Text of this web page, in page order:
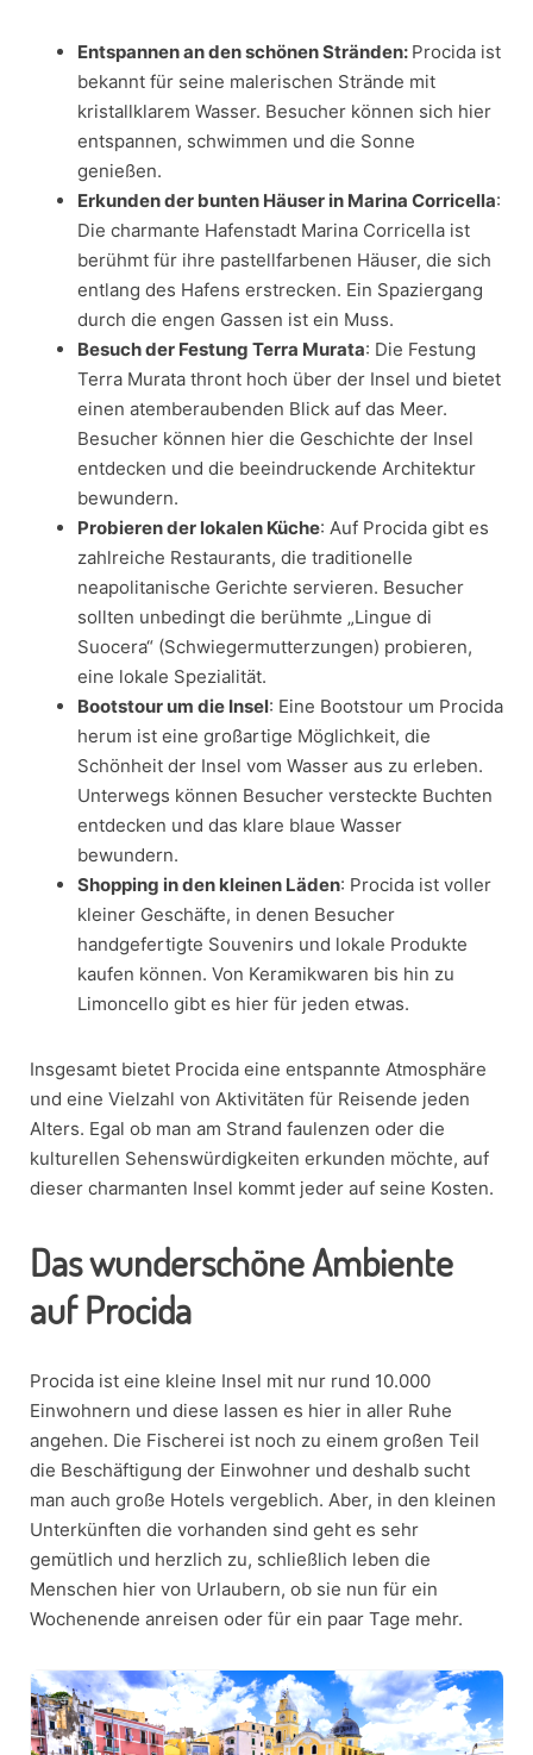
Entspannen an den schönen Stränden: Procida ist
bekannt für seine malerischen Strände mit
kristallklarem Wasser. Besucher können sich hier
entspannen, schwimmen und die Sonne
genießen.
Erkunden der bunten Häuser in Marina Corricella:
Die charmante Hafenstadt Marina Corricella ist
berühmt für ihre pastellfarbenen Häuser, die sich
entlang des Hafens erstrecken. Ein Spaziergang
durch die engen Gassen ist ein Muss.
Besuch der Festung Terra Murata: Die Festung
Terra Murata thront hoch über der Insel und bietet
einen atemberaubenden Blick auf das Meer.
Besucher können hier die Geschichte der Insel
entdecken und die beeindruckende Architektur
bewundern.
Probieren der lokalen Küche: Auf Procida gibt es
zahlreiche Restaurants, die traditionelle
neapolitanische Gerichte servieren. Besucher
sollten unbedingt die berühmte „Lingue di
Suocera“ (Schwiegermutterzungen) probieren,
eine lokale Spezialität.
Bootstour um die Insel: Eine Bootstour um Procida
herum ist eine großartige Möglichkeit, die
Schönheit der Insel vom Wasser aus zu erleben.
Unterwegs können Besucher versteckte Buchten
entdecken und das klare blaue Wasser
bewundern.
Shopping in den kleinen Läden: Procida ist voller
kleiner Geschäfte, in denen Besucher
handgefertigte Souvenirs und lokale Produkte
kaufen können. Von Keramikwaren bis hin zu
Limoncello gibt es hier für jeden etwas.
Insgesamt bietet Procida eine entspannte Atmosphäre
und eine Vielzahl von Aktivitäten für Reisende jeden
Alters. Egal ob man am Strand faulenzen oder die
kulturellen Sehenswürdigkeiten erkunden möchte, auf
dieser charmanten Insel kommt jeder auf seine Kosten.
Das wunderschöne Ambiente
auf Procida
Procida ist eine kleine Insel mit nur rund 10.000
Einwohnern und diese lassen es hier in aller Ruhe
angehen. Die Fischerei ist noch zu einem großen Teil
die Beschäftigung der Einwohner und deshalb sucht
man auch große Hotels vergeblich. Aber, in den kleinen
Unterkünften die vorhanden sind geht es sehr
gemütlich und herzlich zu, schließlich leben die
Menschen hier von Urlaubern, ob sie nun für ein
Wochenende anreisen oder für ein paar Tage mehr.